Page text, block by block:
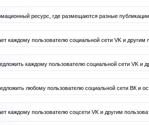
ресурс, где размещаются разные
каждому пользователю социальной сети VK и
каждому пользователю социальной сети VK и
любому пользователю социальной сети ВК и
каждому пользователю соцсети VK и другим